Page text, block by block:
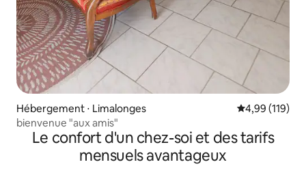
Hébergement ⋅ Limalonges Évaluation
4,99 (119)
bienvenue "aux amis"
Le confort d'un chez-soi et des tarifs
mensuels avantageux